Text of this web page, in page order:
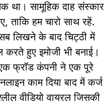
था। सामूहिक दाह संस्कार
ताकि हम चारो साथ रहें.
लिखने के बाद चिट्ठी में
हुए इमोजी भी बनाई।
फ्रॉड कंपनी ने एक पूरे
काम दिया बाद में कर्ज
वीडियो वायरल जिसकी